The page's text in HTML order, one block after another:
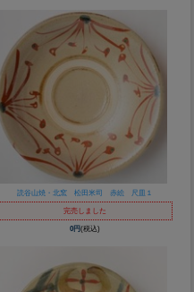
読谷山焼・北窯 松田米司 赤絵 尺皿１
完売しました
0円(税込)